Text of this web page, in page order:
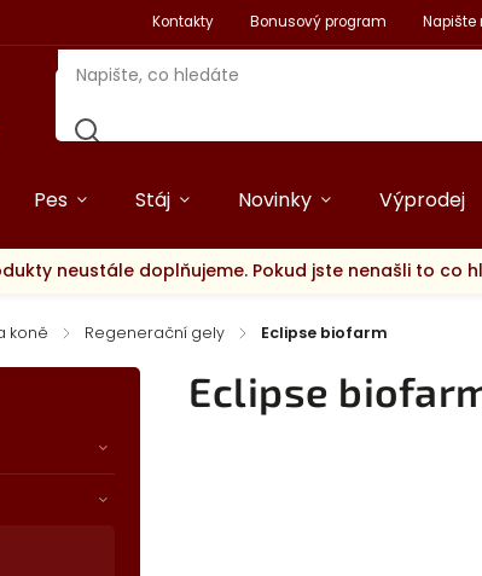
Kontakty Bonusový program Napište
Pes Stáj Novinky Výprodej
neustále doplňujeme. Pokud jste nenašli to
koně / Regenerační gely / Eclipse biofarm
Eclipse